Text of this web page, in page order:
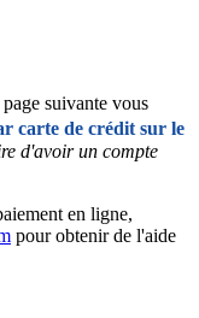
suivante vous
carte de crédit sur le
d'avoir un compte
en ligne,
pour obtenir de l'aide